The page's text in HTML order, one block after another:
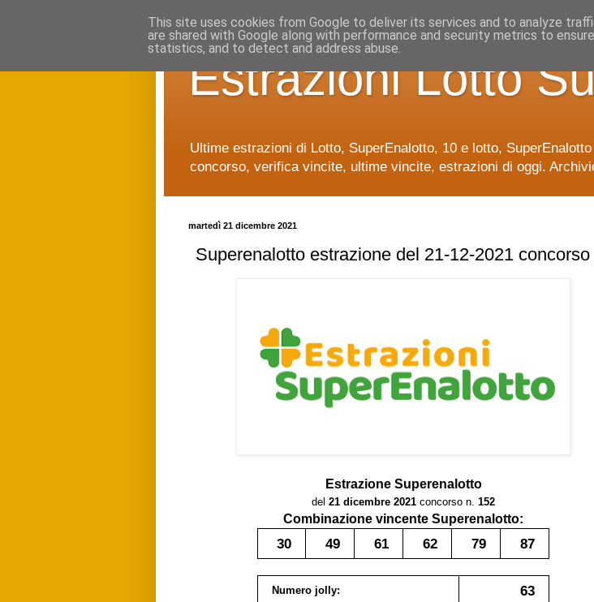
Estrazioni Lotto
Ultime estrazioni di Lotto, SuperEnalotto, 10 e lotto,
concorso, verifica vincite, ultime vincite, estrazioni di oggi.
martedì 21 dicembre 2021
Superenalotto estrazione del 21-12-2021 concorso
Estrazione Superenalotto
del 21 dicembre 2021 concorso n. 152
Combinazione vincente Superenalotto:
30 49 61 62 79 87
Numero jolly: 63
This site uses cookies from Google to deliver its services and to analyze
are shared with Google along with performance and security metrics to
statistics, and to detect and address abuse.